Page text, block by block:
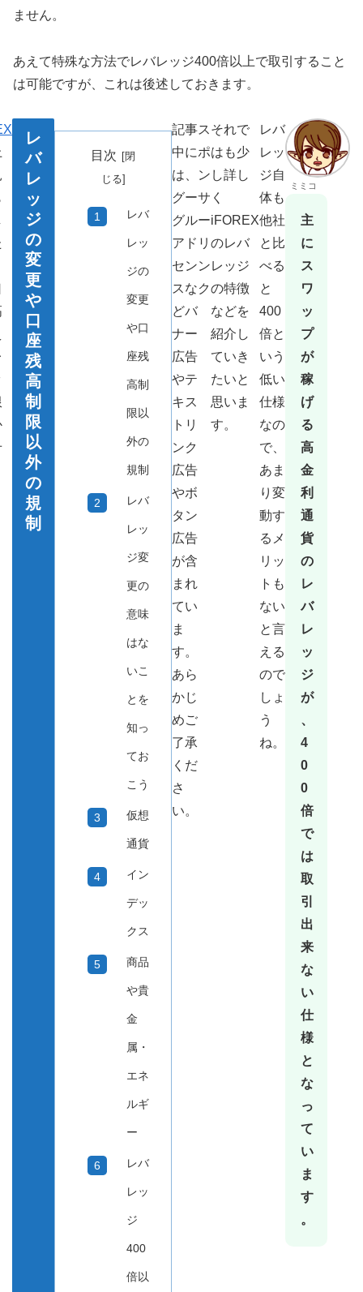
ません。
あえて特殊な方法でレバレッジ400倍以上で取引すること
は可能ですが、これは後述しておきます。
ミミコ
主
に
ス
ワ
ッ
プ
が
稼
げ
る
高
金
利
通
貨
の
レ
バ
レ
ッ
ジ
が
、
4
0
0
倍
で
は
取
引
出
来
な
い
仕
様
と
な
っ
て
い
ま
す
。
レバ
レッ
ジ自
体も
他社
と比
べる
と
400
倍と
いう
低い
仕様
なの
で、
あま
り変
動す
るメ
リッ
トも
ない
と言
える
ので
しょ
う
ね。
それで
はも少
し詳し
く
iFOREX
のレバ
レッジ
の特徴
などを
紹介し
ていき
たいと
思いま
す。
ス
ポ
ン
サ
ー
リ
ン
ク
記事
中に
は、
グー
グル
アド
セン
スな
どバ
ナー
広告
やテ
キス
トリ
ンク
広告
やボ
タン
広告
が含
まれ
てい
ま
す。
あら
かじ
めご
了承
くだ
さ
い。
目次
レバ
レッ
ジの
変更
や口
座残
高制
限以
外の
規制
レバ
レッ
ジ変
更の
意味
はな
いこ
とを
知っ
てお
こう
仮想
通貨
イン
デッ
クス
商品
や貴
金
属・
エネ
ルギ
ー
レバ
レッ
ジ
400
倍以
レ
バ
レ
ッ
ジ
の
変
更
や
口
座
残
高
制
限
以
外
の
規
制